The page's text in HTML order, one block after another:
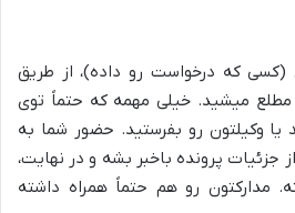
که درخواست رو داده)، از طریق
مطلع میشید. خیلی مهمه که حتماً توی
وکیلتون رو بفرستید. حضور شما به
جزئیات پرونده باخبر بشه و در نهایت،
مدارکتون رو هم حتماً همراه داشته